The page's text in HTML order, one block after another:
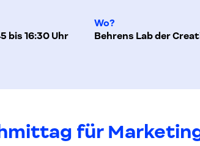
bis 16:30 Uhr
Wo?
Behrens Lab der
für